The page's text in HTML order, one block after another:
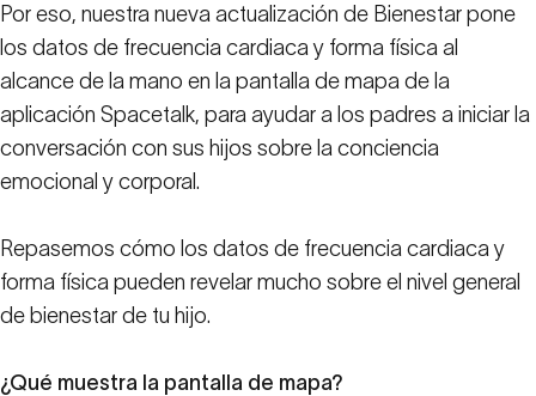
Por eso, nuestra nueva actualización de Bienestar pone
los datos de frecuencia cardiaca y forma física al
alcance de la mano en la pantalla de mapa de la
aplicación Spacetalk, para ayudar a los padres a iniciar la
conversación con sus hijos sobre la conciencia
emocional y corporal.
Repasemos cómo los datos de frecuencia cardiaca y
forma física pueden revelar mucho sobre el nivel general
de bienestar de tu hijo.
¿Qué muestra la pantalla de mapa?